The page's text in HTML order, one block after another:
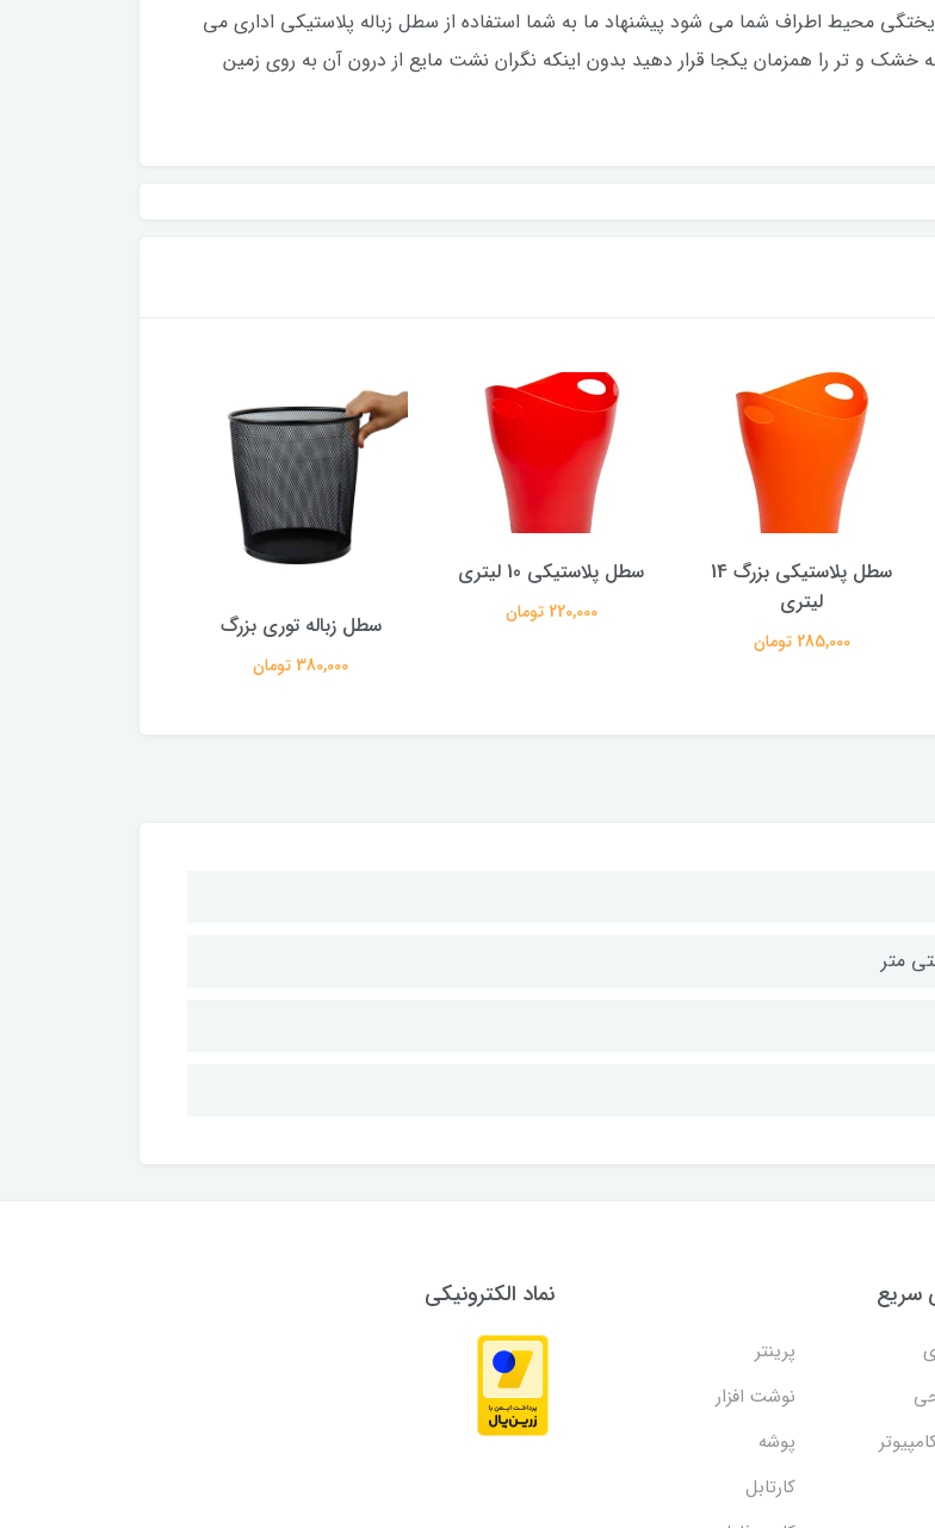
ریختگی محیط اطراف شما می شود پیشنهاد ما به شما استفاده از سطل زباله پلاستیکی اداری می
خشک و تر را همزمان یکجا قرار دهید بدون اینکه نگران نشت مایع از درون آن به روی زمین
سطل پلاستیکی بزرگ 14
لیتری
285,000 تومان
سطل پلاستیکی 10 لیتری
220,000 تومان سطل زباله توری بزرگ
380,000 تومان
سریع
پرینتر
نوشت افزار
پوشه
کارتابل
نماد الکترونیکی